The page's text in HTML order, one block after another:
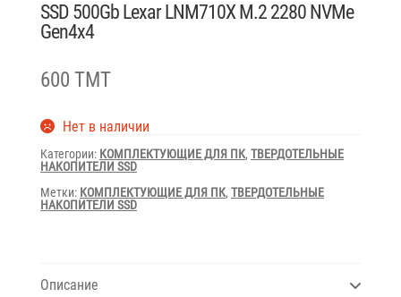
SSD 500Gb Lexar LNM710X M.2 2280 NVMe
Gen4x4
600 TMT
Нет в наличии
Категории: КОМПЛЕКТУЮЩИЕ ДЛЯ ПК, ТВЕРДОТЕЛЬНЫЕ
НАКОПИТЕЛИ SSD
Метки: КОМПЛЕКТУЮЩИЕ ДЛЯ ПК, ТВЕРДОТЕЛЬНЫЕ
НАКОПИТЕЛИ SSD
Описание